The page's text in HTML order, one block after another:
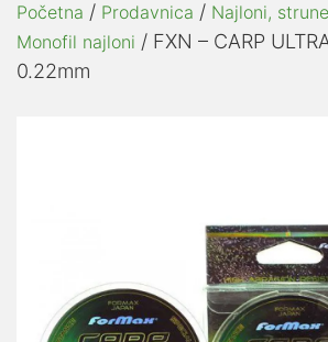
Početna / Prodavnica / Najloni,
Monofil najloni / FXN – CARP
0.22mm